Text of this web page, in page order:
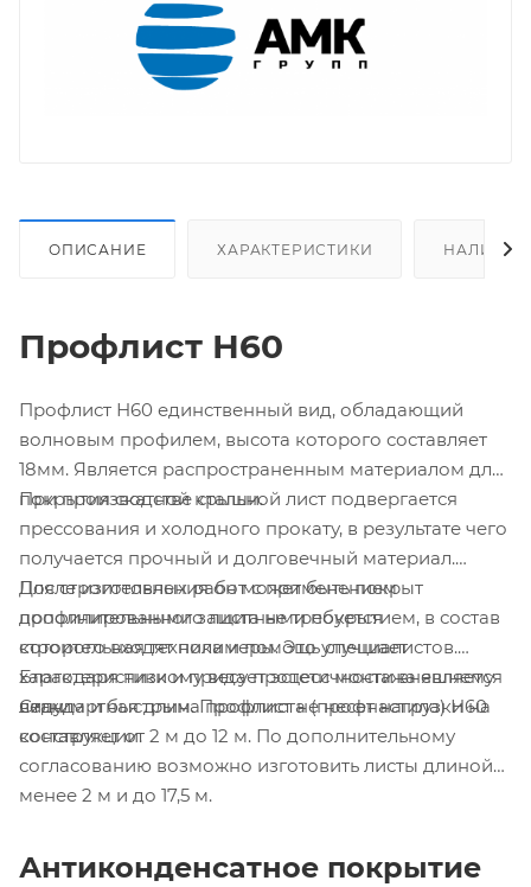
ОПИСАНИЕ ХАРАКТЕРИСТИКИ НАЛИЧИЕ
Профлист Н60
Профлист Н60 единственный вид, обладающий
волновым профилем, высота которого составляет
18мм. Является распространенным материалом для
покрытия скатной крыши.
При производстве стальной лист подвергается
прессования и холодного прокату, в результате чего
получается прочный и долговечный материал.
После изготовления он может быть покрыт
дополнительными защитными покрытием, в состав
которого входят полимеры. Это улучшает
характеристики и придает эстетичности внешнему
виду.
Для строительных работ с применением
профилированного листа не требуется
строительная техника и помощь специалистов.
Благодаря низкому весу процесс монтажа является
легким и быстрым. Профлист не несет нагрузки на
конструкции.
Стандартная длина профлиста (профнастила) Н60
составляет от 2 м до 12 м. По дополнительному
согласованию возможно изготовить листы длиной
менее 2 м и до 17,5 м.
Антиконденсатное покрытие